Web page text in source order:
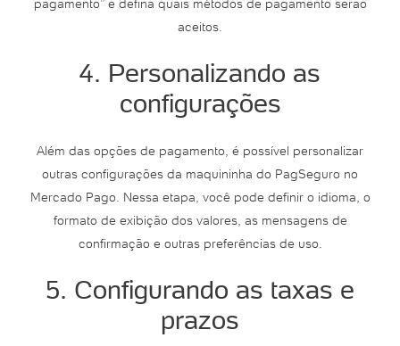
pagamento” e defina quais métodos de pagamento serão
aceitos.
4. Personalizando as
configurações
Além das opções de pagamento, é possível personalizar
outras configurações da maquininha do PagSeguro no
Mercado Pago. Nessa etapa, você pode definir o idioma, o
formato de exibição dos valores, as mensagens de
confirmação e outras preferências de uso.
5. Configurando as taxas e
prazos